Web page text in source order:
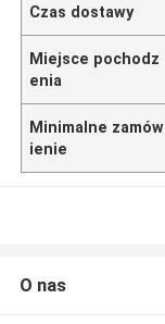
Czas dostawy
Miejsce pochodz
enia
Minimalne zamów
ienie
O nas